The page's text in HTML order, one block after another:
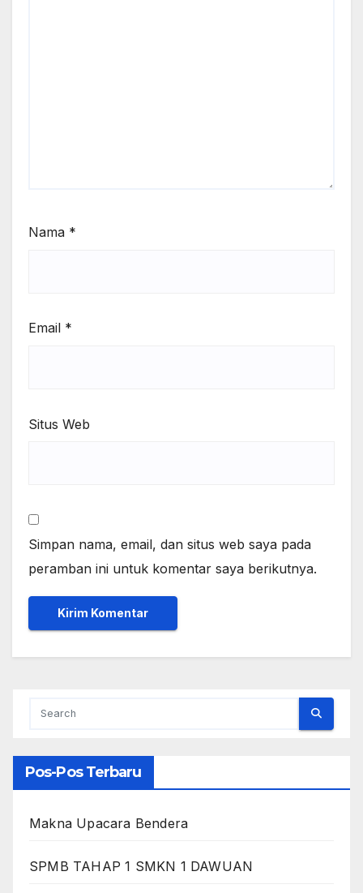
Nama *
Email *
Situs Web
Simpan nama, email, dan situs web saya pada
peramban ini untuk komentar saya berikutnya.
Pos-Pos Terbaru
Makna Upacara Bendera
SPMB TAHAP 1 SMKN 1 DAWUAN